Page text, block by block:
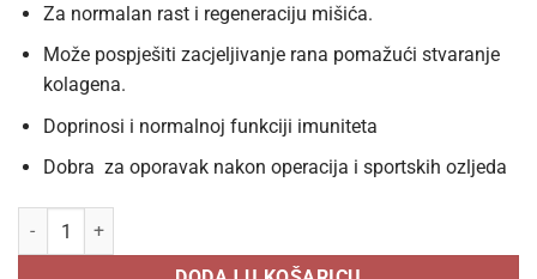
Za normalan rast i regeneraciju mišića.
Može pospješiti zacjeljivanje rana pomažući stvaranje
kolagena.
Doprinosi i normalnoj funkciji imuniteta
Dobra za oporavak nakon operacija i sportskih ozljeda
SOLGAR L- LIZIN 1000mg tablete a 50, Neophodan je za sintezu